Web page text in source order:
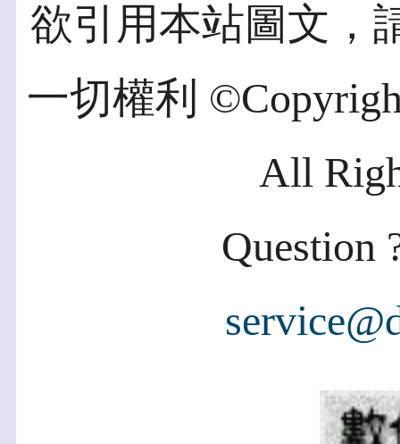
欲引用本站圖文，
一切權利
All
Question